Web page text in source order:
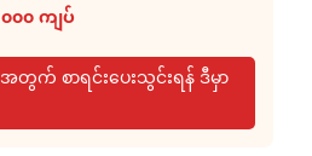
၀၀ ကျပ်
အတွက် စာရင်းပေးသွင်းရန် ဒီမှာ